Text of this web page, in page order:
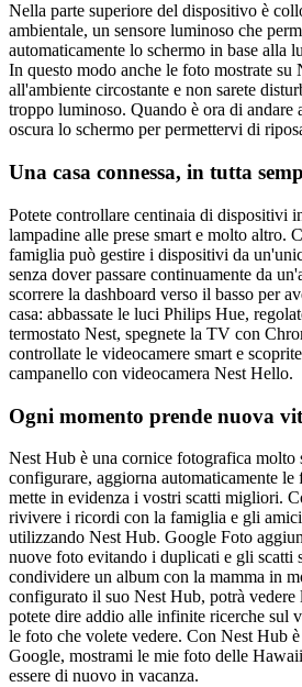
Nella parte superiore del dispositivo è
ambientale, un sensore luminoso che
automaticamente lo schermo in base alla
In questo modo anche le foto mostrate su
all'ambiente circostante e non sarete
troppo luminoso. Quando è ora di andare
oscura lo schermo per permettervi di
Una casa connessa, in tutta
Potete controllare centinaia di dispositivi
lampadine alle prese smart e molto altro.
famiglia può gestire i dispositivi da
senza dover passare continuamente da
scorrere la dashboard verso il basso per
casa: abbassate le luci Philips Hue,
termostato Nest, spegnete la TV con
controllate le videocamere smart e
campanello con videocamera Nest Hello.
Ogni momento prende nuova
Nest Hub è una cornice fotografica molto
configurare, aggiorna automaticamente le
mette in evidenza i vostri scatti migliori.
rivivere i ricordi con la famiglia e gli amici
utilizzando Nest Hub. Google Foto
nuove foto evitando i duplicati e gli scatti
condividere un album con la mamma in
configurato il suo Nest Hub, potrà
potete dire addio alle infinite ricerche sul
le foto che volete vedere. Con Nest Hub
Google, mostrami le mie foto delle
essere di nuovo in vacanza.